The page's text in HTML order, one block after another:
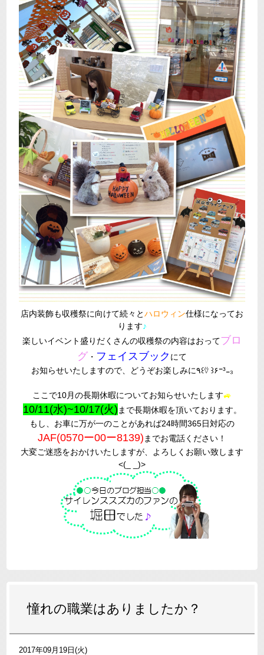
店内装飾も収穫祭に向けて続々とハロウィン仕様になってお
ります♪
楽しいイベント盛りだくさんの収穫祭の内容はおってブロ
グ ・ フェイスブック にて
お知らせいたしますので、どうぞお楽しみに٩꒰⍢ ꒱۶⁼³₌₃
ここで10月の長期休暇についてお知らせいたします🚙
10/11(水)~10/17(火) まで長期休暇を頂いております。
もし、お車に万が一のことがあれば24時間365日対応の
JAF(0570ー00ー8139) までお電話ください！
大変ご迷惑をおかけいたしますが、よろしくお願い致します
<(_ _)>
憧れの職業はありましたか？
2017年09月19日(火)